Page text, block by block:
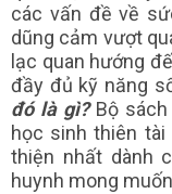
các vấn đề về
dũng cảm vượt
lạc quan hướng
đầy đủ kỹ năng
đó là gì?Bộ sách
học sinh thiên
thiện nhất dành
huynh mong